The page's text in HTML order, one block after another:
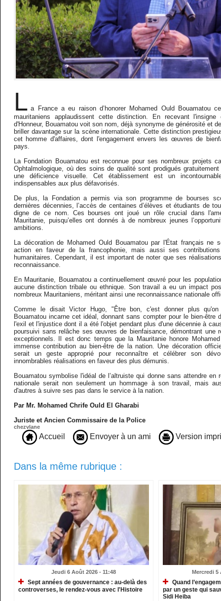
L a France a eu raison d’honorer Mohamed Ould Bouamatou
mauritaniens applaudissent cette distinction. En recevant
d'Honneur, Bouamatou voit son nom, déjà synonyme de générosité et
briller davantage sur la scène internationale. Cette distinction
cet homme d'affaires, dont l'engagement envers les œuvres de
pays.
La Fondation Bouamatou est reconnue pour ses nombreux projets
Ophtalmologique, où des soins de qualité sont prodigués
une déficience visuelle. Cet établissement est un
indispensables aux plus défavorisés.
De plus, la Fondation a permis via son programme de bourses
dernières décennies, l’accès de centaines d’élèves et étudiants de
digne de ce nom. Ces bourses ont joué un rôle crucial dans
Mauritanie, puisqu’elles ont donnés à de nombreux jeunes
ambitions.
La décoration de Mohamed Ould Bouamatou par l'État français ne
action en faveur de la francophonie, mais aussi ses
humanitaires. Cependant, il est important de noter que ses
reconnaissance.
En Mauritanie, Bouamatou a continuellement œuvré pour les
aucune distinction tribale ou ethnique. Son travail a eu un impact
nombreux Mauritaniens, méritant ainsi une reconnaissance nationale
Comme le disait Victor Hugo, "Être bon, c'est donner plus
Bouamatou incarne cet idéal, donnant sans compter pour le bien-être
l'exil et l'injustice dont il a été l'objet pendant plus d'une décennie à
poursuivi sans relâche ses œuvres de bienfaisance, démontrant une
exceptionnels. Il est donc temps que la Mauritanie honore
immense contribution au bien-être de la nation. Une décoration
serait un geste approprié pour reconnaître et célébrer son
innombrables réalisations en faveur des plus démunis.
Bouamatou symbolise l'idéal de l’altruiste qui donne sans attendre en
nationale serait non seulement un hommage à son travail, mais
d'autres à suivre ses pas dans le service à la nation.
Par Mr. Mohamed Chrife Ould El Gharabi
Juriste et Ancien Commissaire de la Police
chezvlane
Accueil Envoyer à un ami Version
Dans la même rubrique :
Jeudi 6 Août 2026 - 11:48
Sept années de gouvernance : au-delà des
controverses, le rendez-vous avec l'Histoire
Mercredi 5
Quand
par un geste qui
Sidi Heiba